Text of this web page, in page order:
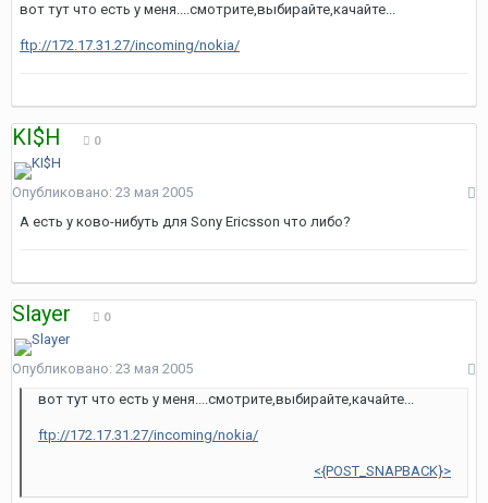
вот тут что есть у меня....смотрите,выбирайте,качайте...
ftp://172.17.31.27/incoming/nokia/
KI$H 0
Опубликовано: 23 мая 2005
А есть у ково-нибуть для Sony Ericsson что либо?
Slayer 0
Опубликовано: 23 мая 2005
вот тут что есть у меня....смотрите,выбирайте,качайте...
ftp://172.17.31.27/incoming/nokia/
<{POST_SNAPBACK}>